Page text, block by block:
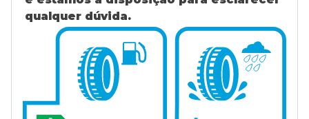
qualquer dúvida.